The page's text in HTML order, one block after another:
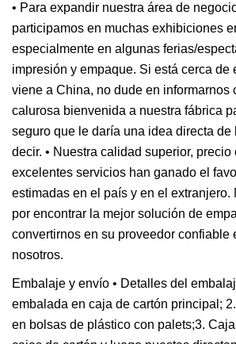
• Para expandir nuestra área de
participamos en muchas exhibiciones
especialmente en algunas ferias/
impresión y empaque. Si está cerca de
viene a China, no dude en informarnos
calurosa bienvenida a nuestra fábrica
seguro que le daría una idea directa de
decir. • Nuestra calidad superior, precio
excelentes servicios han ganado el
estimadas en el país y en el extranjero.
por encontrar la mejor solución de
convertirnos en su proveedor confiable
nosotros.
Embalaje y envío • Detalles del
embalada en caja de cartón principal;
en bolsas de plástico con palets;3.